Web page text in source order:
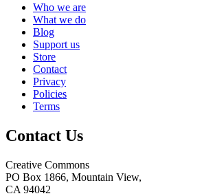
Who we are
What we do
Blog
Support us
Store
Contact
Privacy
Policies
Terms
Contact Us
Creative Commons
PO Box 1866, Mountain View,
CA 94042